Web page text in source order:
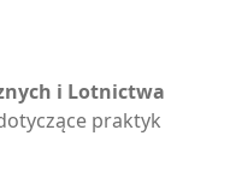
i Lotnictwa
praktyk